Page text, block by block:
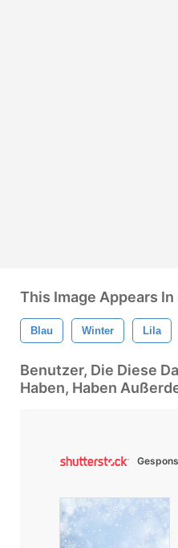
This Image Appears
Blau Winter Lila
Benutzer, Die Diese
Haben, Haben